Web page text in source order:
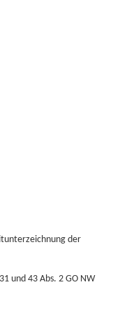
der
und 43 Abs. 2 GO NW